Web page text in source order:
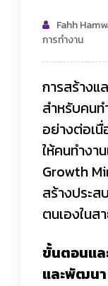
Fahh
การทำงาน
การสร้าง
สำหรับคนท
อย่างต่อเนื่
ให้คนทำง
Growth
สร้างประ
ตนเองในส
ขั้นตอนแล
และพัฒนา